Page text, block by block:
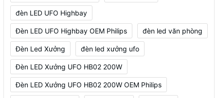
đèn LED UFO Highbay
Đèn LED UFO Highbay OEM Philips đèn led văn phòng
Đèn Led Xưởng đèn led xưởng ufo
Đèn LED Xưởng UFO HB02 200W
Đèn LED Xưởng UFO HB02 200W OEM Philips